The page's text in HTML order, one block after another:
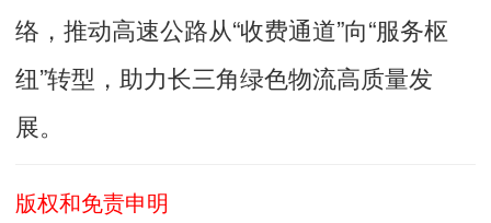
络，推动高速公路从“收费通道”向“服务枢
纽”转型，助力长三角绿色物流高质量发
展。
版权和免责申明